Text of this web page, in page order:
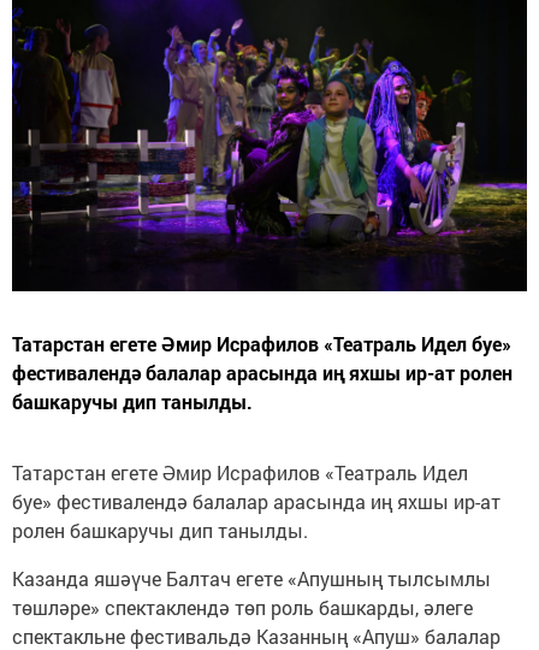
Татарстан егете Әмир Исрафилов «Театраль Идел буе»
фестивалендә балалар арасында иң яхшы ир-ат ролен
башкаручы дип танылды.
Татарстан егете Әмир Исрафилов «Театраль Идел
буе» фестивалендә балалар арасында иң яхшы ир-ат
ролен башкаручы дип танылды.
Казанда яшәүче Балтач егете «Апушның тылсымлы
төшләре» спектаклендә төп роль башкарды, әлеге
спектакльне фестивальдә Казанның «Апуш» балалар